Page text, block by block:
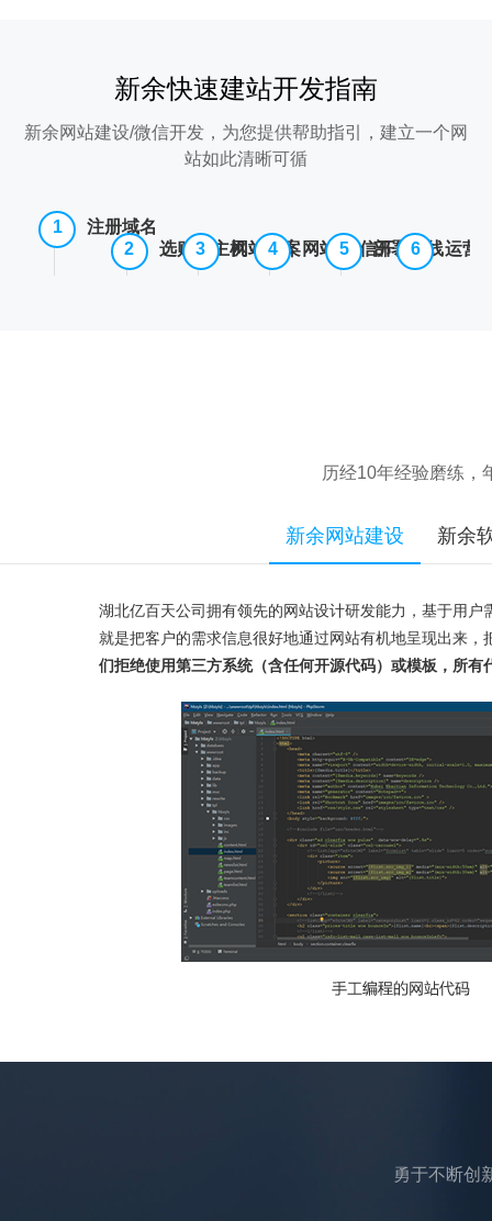
新余快速建站开发指南
新余网站建设/微信开发，为您提供帮助指引，建立一个网
站如此清晰可循
注册域名
选购云主机网站备案 网站/微信开发
部署上线运营
历经10年经验磨练，
新余网站建设 新余
湖北亿百天公司拥有领先的网站设计研发能力，基于用
就是把客户的需求信息很好地通过网站有机地呈现出来
们拒绝使用第三方系统（含任何开源代码）或模板，所
勇于不断创